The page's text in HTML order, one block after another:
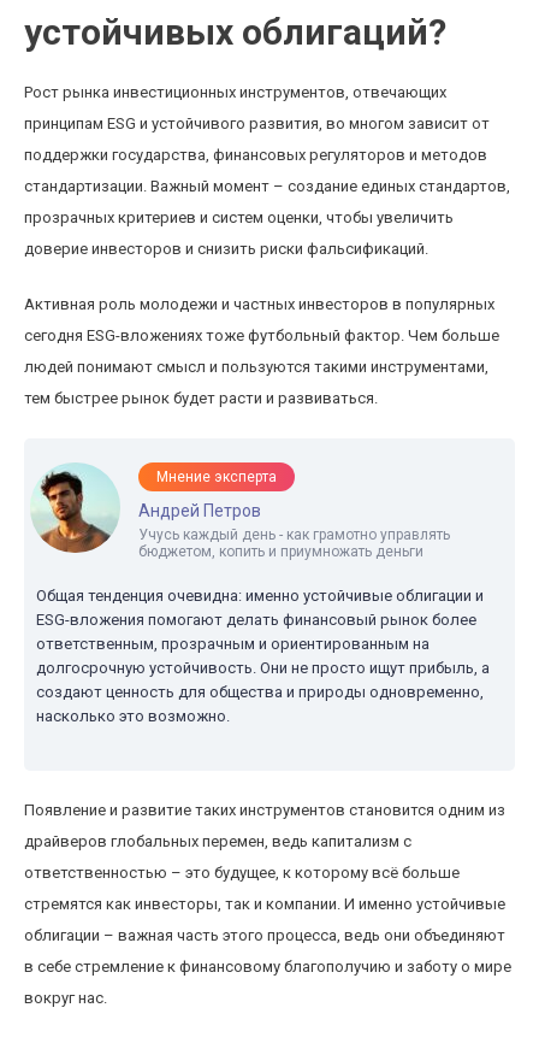
устойчивых облигаций?
Рост рынка инвестиционных инструментов, отвечающих
принципам ESG и устойчивого развития, во многом зависит от
поддержки государства, финансовых регуляторов и методов
стандартизации. Важный момент – создание единых стандартов,
прозрачных критериев и систем оценки, чтобы увеличить
доверие инвесторов и снизить риски фальсификаций.
Активная роль молодежи и частных инвесторов в популярных
сегодня ESG-вложениях тоже футбольный фактор. Чем больше
людей понимают смысл и пользуются такими инструментами,
тем быстрее рынок будет расти и развиваться.
Мнение эксперта
Андрей Петров
Учусь каждый день - как грамотно управлять
бюджетом, копить и приумножать деньги
Общая тенденция очевидна: именно устойчивые облигации и
ESG-вложения помогают делать финансовый рынок более
ответственным, прозрачным и ориентированным на
долгосрочную устойчивость. Они не просто ищут прибыль, а
создают ценность для общества и природы одновременно,
насколько это возможно.
Появление и развитие таких инструментов становится одним из
драйверов глобальных перемен, ведь капитализм с
ответственностью – это будущее, к которому всё больше
стремятся как инвесторы, так и компании. И именно устойчивые
облигации – важная часть этого процесса, ведь они объединяют
в себе стремление к финансовому благополучию и заботу о мире
вокруг нас.